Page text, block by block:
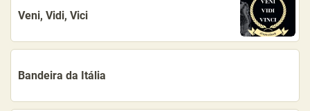
Veni, Vidi, Vici
Bandeira da Itália